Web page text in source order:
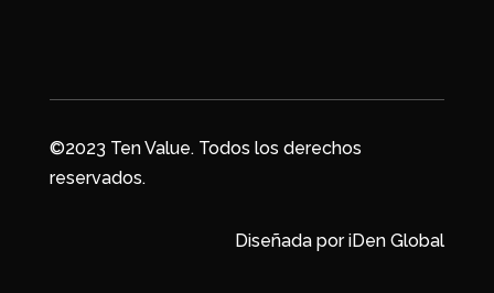
©2023 Ten Value. Todos los derechos
reservados.
Diseñada poriDen Global